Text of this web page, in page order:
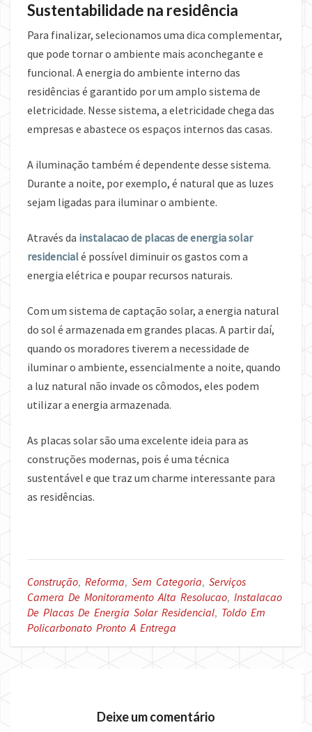
Sustentabilidade na residência
Para finalizar, selecionamos uma dica complementar,
que pode tornar o ambiente mais aconchegante e
funcional. A energia do ambiente interno das
residências é garantido por um amplo sistema de
eletricidade. Nesse sistema, a eletricidade chega das
empresas e abastece os espaços internos das casas.
A iluminação também é dependente desse sistema.
Durante a noite, por exemplo, é natural que as luzes
sejam ligadas para iluminar o ambiente.
Através da instalacao de placas de energia solar
residencialé possível diminuir os gastos com a
energia elétrica e poupar recursos naturais.
Com um sistema de captação solar, a energia natural
do sol é armazenada em grandes placas. A partir daí,
quando os moradores tiverem a necessidade de
iluminar o ambiente, essencialmente a noite, quando
a luz natural não invade os cômodos, eles podem
utilizar a energia armazenada.
As placas solar são uma excelente ideia para as
construções modernas, pois é uma técnica
sustentável e que traz um charme interessante para
as residências.
Construção, Reforma, Sem Categoria, Serviços
Camera De Monitoramento Alta Resolucao, Instalacao
De Placas De Energia Solar Residencial, Toldo Em
Policarbonato Pronto A Entrega
Deixe um comentário